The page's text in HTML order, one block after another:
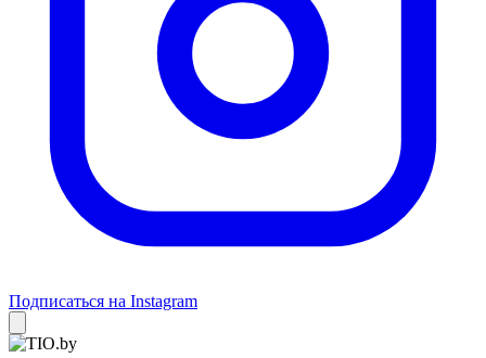
Подписаться на Instagram